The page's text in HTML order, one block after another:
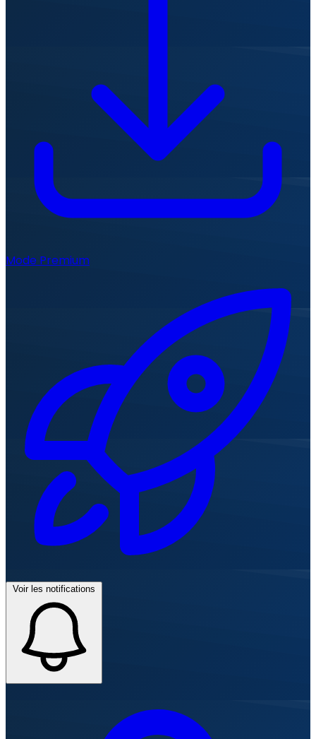
Mode Premium
Voir les notifications